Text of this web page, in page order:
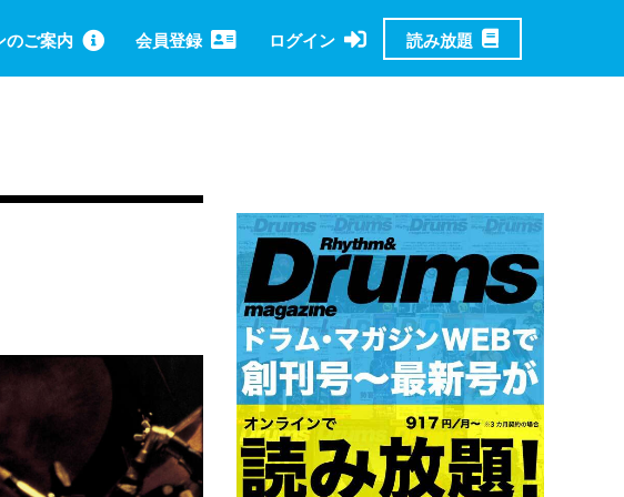
のご案内 会員登録 ログイン 読み放題